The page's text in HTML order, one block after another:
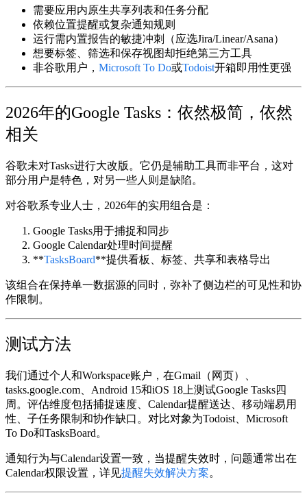
需要应用内原生共享列表和任务分配
依赖位置提醒或复杂通知规则
运行需内置报告的敏捷冲刺（应选Jira/Linear/Asana）
想要标签、筛选和保存视图却拒绝第三方工具
非谷歌用户， Microsoft To Do或Todoist开箱即用性更强
2026年的Google Tasks：依然极简，依然
相关
谷歌未对Tasks进行大改版。它仍是辅助工具而非平台，这对
部分用户是特色，对另一些人则是缺陷。
对谷歌系专业人士，2026年的实用组合是：
Google Tasks用于捕捉和同步
Google Calendar处理时间提醒
**TasksBoard**提供看板、标签、共享和表格导出
该组合在保持单一数据源的同时，弥补了侧边栏的可见性和协
作限制。
测试方法
我们通过个人和Workspace账户，在Gmail（网页）、
tasks.google.com、Android 15和iOS 18上测试Google Tasks四
周。评估维度包括捕捉速度、Calendar提醒送达、移动端易用
性、子任务限制和协作缺口。对比对象为Todoist、Microsoft
To Do和TasksBoard。
通知行为与Calendar设置一致，当提醒失效时，问题通常出在
Calendar权限设置，详见提醒失效解决方案。